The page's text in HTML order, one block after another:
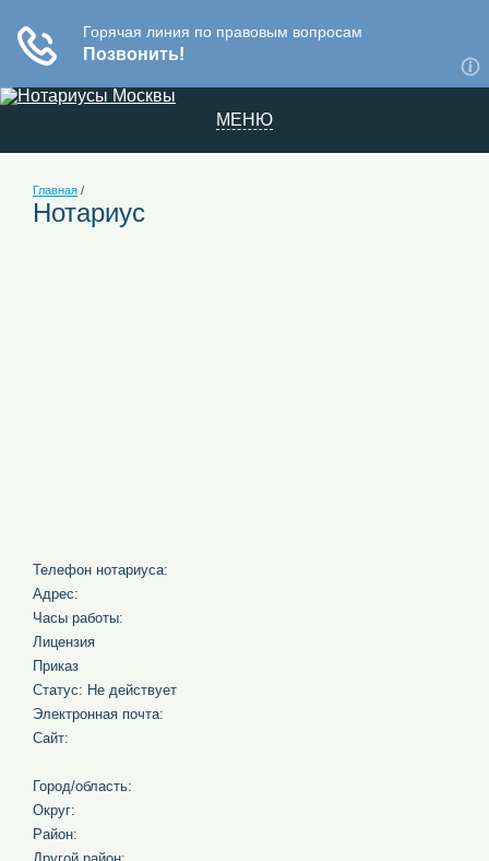
МЕНЮ
Главная /
Нотариус
Телефон нотариуса:
Адрес:
Часы работы:
Лицензия
Приказ
Статус: Не действует
Электронная почта:
Сайт:
Город/область:
Округ:
Район: